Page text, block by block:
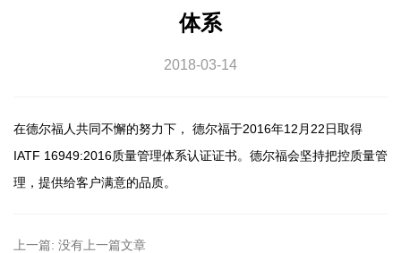
体系
2018-03-14
在德尔福人共同不懈的努力下， 德尔福于2016年12月22日取得
IATF 16949:2016质量管理体系认证证书。德尔福会坚持把控质量管
理，提供给客户满意的品质。
上一篇: 没有上一篇文章